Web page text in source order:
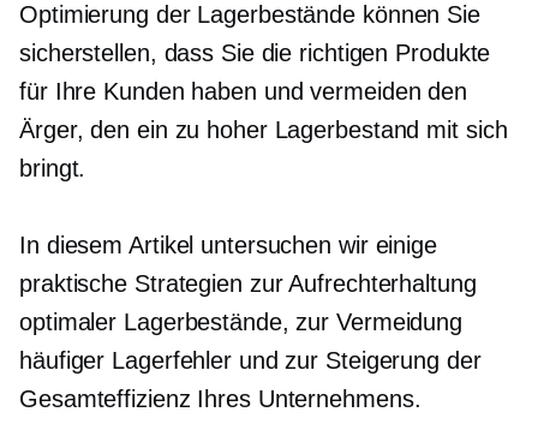
Optimierung der Lagerbestände können Sie
sicherstellen, dass Sie die richtigen Produkte
für Ihre Kunden haben und vermeiden den
Ärger, den ein zu hoher Lagerbestand mit sich
bringt.
In diesem Artikel untersuchen wir einige
praktische Strategien zur Aufrechterhaltung
optimaler Lagerbestände, zur Vermeidung
häufiger Lagerfehler und zur Steigerung der
Gesamteffizienz Ihres Unternehmens.